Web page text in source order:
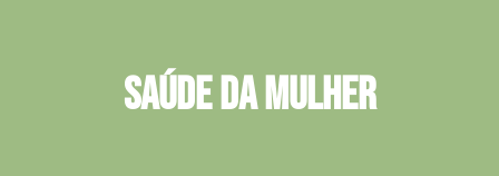
Saúde DA MULHER